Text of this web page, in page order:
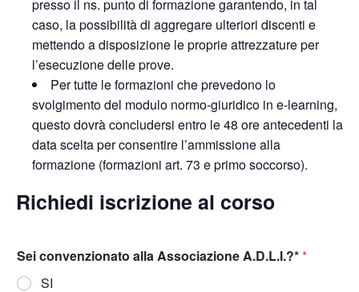
presso il ns. punto di formazione garantendo, in tal
caso, la possibilità di aggregare ulteriori discenti e
mettendo a disposizione le proprie attrezzature per
l’esecuzione delle prove.
Per tutte le formazioni che prevedono lo
svolgimento del modulo normo-giuridico in e-learning,
questo dovrà concludersi entro le 48 ore antecedenti la
data scelta per consentire l’ammissione alla
formazione (formazioni art. 73 e primo soccorso).
Richiedi iscrizione al corso
Sei convenzionato alla Associazione A.D.L.I.?**
SI